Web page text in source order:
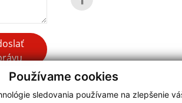
Používame cookies
sledovania používame na zlepšenie